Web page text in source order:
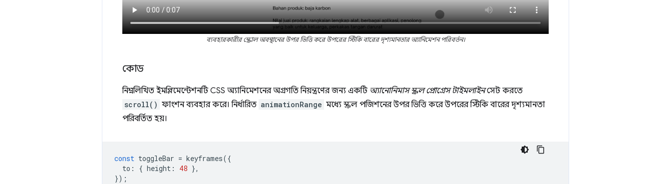
ব্যবহারকারীর স্ক্রোল অবস্থানের উপর ভিত্তি করে উপরের স্টিকি বারের দৃশ্যমানতার অ্যানিমেশন পরিবর্তন।
কোড
নিম্নলিখিত ইমপ্লিমেন্টেশনটি CSS অ্যানিমেশনের অগ্রগতি নিয়ন্ত্রণের জন্য একটি অ্যানোনিমাস স্ক্রল প্রোগ্রেস টাইমলাইনসেট করতে
scroll() ফাংশন ব্যবহার করে। নির্ধারিত animationRange মধ্যে স্ক্রল পজিশনের উপর ভিত্তি করে উপরের স্টিকি বারের দৃশ্যমানতা
পরিবর্তিত হয়।
const toggleBar = keyframes({
to : { height : 48 },
});